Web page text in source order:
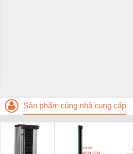
Sản phẩm cùng nhà cung cấp